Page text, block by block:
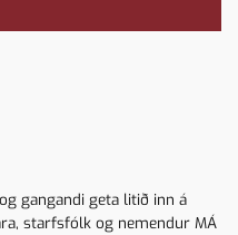
gangandi geta litið inn á
starfsfólk og nemendur MÁ